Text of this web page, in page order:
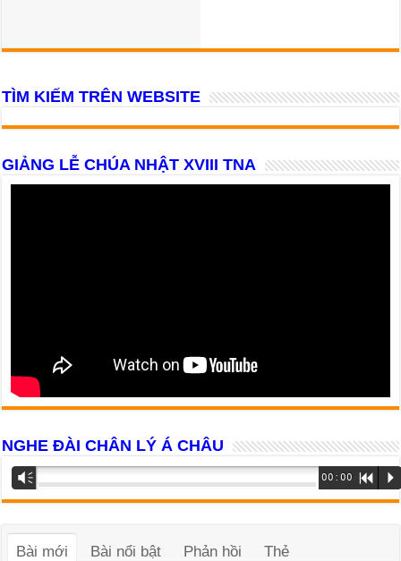
TÌM KIẾM TRÊN WEBSITE
GIẢNG LỄ CHÚA NHẬT XVIII TNA
NGHE ĐÀI CHÂN LÝ Á CHÂU
Trình
phát
âm
Vm 00:00 R P
Bài mới Bài nổi bật Phản hồi Thẻ